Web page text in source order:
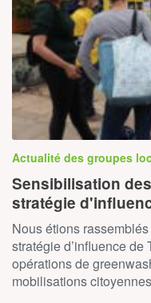
Actualité des groupes
Sensibilisation
stratégie
Nous étions
stratégie d’influence de
opérations de
mobilisations